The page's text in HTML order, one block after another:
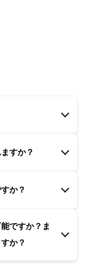
すか？
か？
ですか？ま
か？